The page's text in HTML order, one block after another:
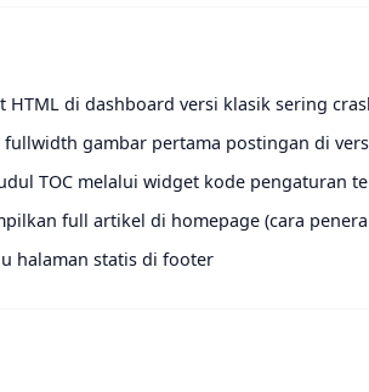
HTML di dashboard versi klasik sering
gambar pertama postingan di
TOC melalui widget kode pengaturan
full artikel di homepage (cara
halaman statis di footer